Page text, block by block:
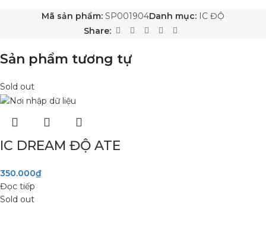
Mã sản phẩm: SP001904Danh mục: IC ĐỘ
Share:
Sản phẩm tương tự
Sold out
IC DREAM ĐỘ ATE
350.000₫
Đọc tiếp
Sold out